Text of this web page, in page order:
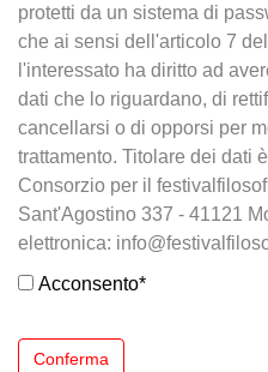
protetti da un sistema di
che ai sensi dell'articolo 7
l'interessato ha diritto ad
dati che lo riguardano, di
cancellarsi o di opporsi per
trattamento. Titolare dei dati
Consorzio per il
Sant'Agostino 337 - 41121
elettronica:
Acconsento*
Conferma